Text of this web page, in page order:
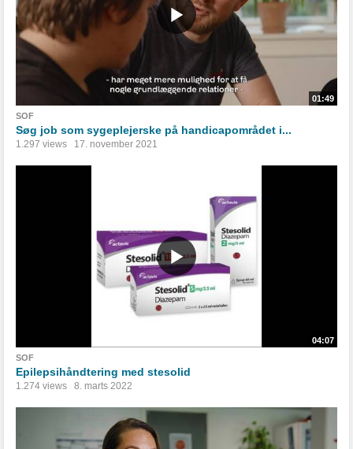
01:49
SOF
Søg job som sygeplejerske på handicapområdet i...
1.297 views 17. november 2021
04:07
SOF
Epilepsihåndtering med stesolid
1.274 views 8. marts 2022